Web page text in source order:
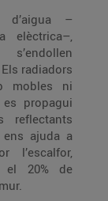
–
mobles ni
propagui
ajuda a
l’escalfor,